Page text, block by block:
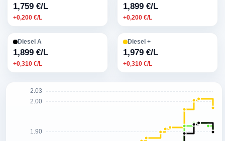
1,759 €/L
+0,200 €/L
1,899 €/L
+0,200 €/L
Diesel A
1,899 €/L
+0,310 €/L
Diesel +
1,979 €/L
+0,310 €/L